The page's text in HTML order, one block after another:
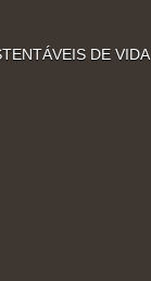
DE VIDA